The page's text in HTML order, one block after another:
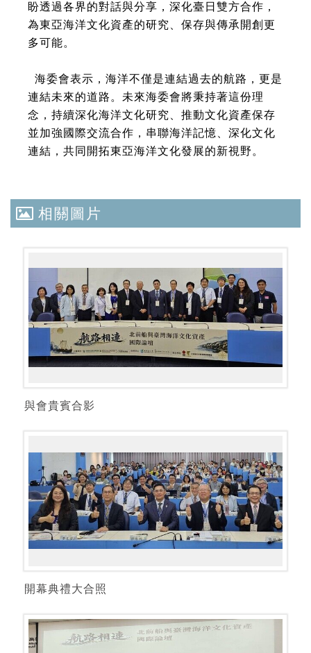
盼透過各界的對話與分享，深化臺日雙方合作，
為東亞海洋文化資產的研究、保存與傳承開創更
多可能。
海委會表示，海洋不僅是連結過去的航路，更是
連結未來的道路。未來海委會將秉持著這份理
念，持續深化海洋文化研究、推動文化資產保存
並加強國際交流合作，串聯海洋記憶、深化文化
連結，共同開拓東亞海洋文化發展的新視野。
相關圖片
與會貴賓合影
開幕典禮大合照